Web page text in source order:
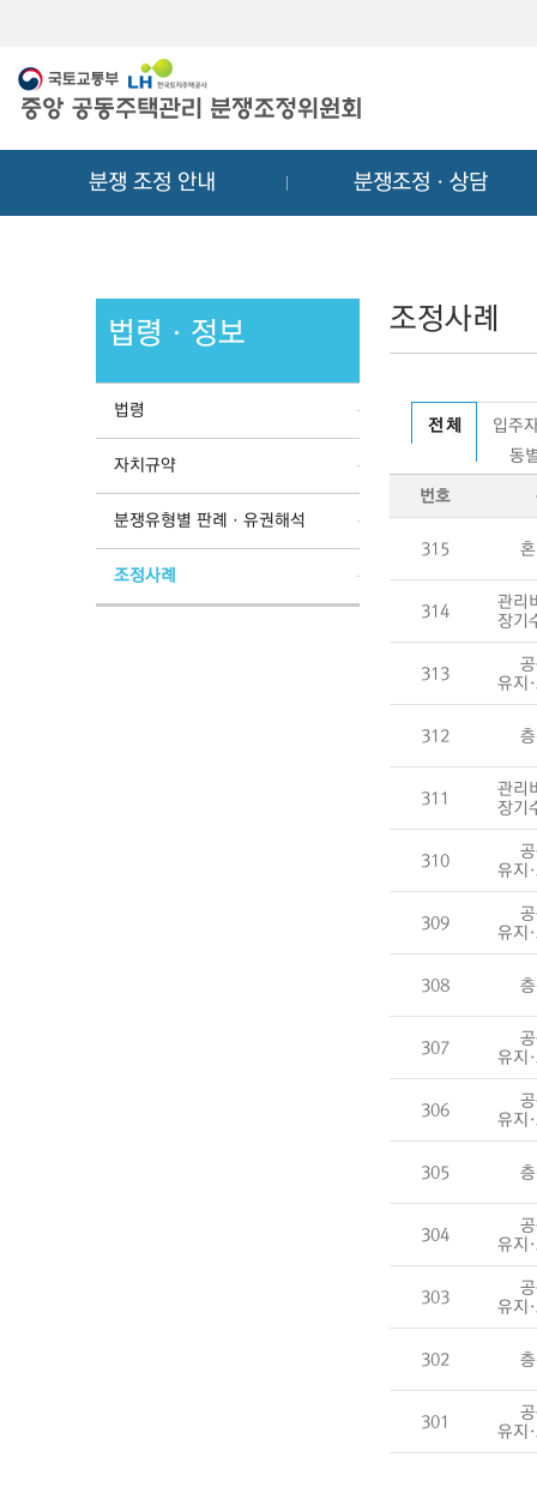
분쟁 조정 안내 분쟁조정ㆍ상담
법령ㆍ정보
법령
자치규약
분쟁유형별 판례ㆍ유권해석
조정사례
조정사례
전 체
입주
동
번호
315
314
관리
장기
313
유지
312
311
관리
장기
310
유지
309
유지
308
307
유지
306
유지
305
304
유지
303
유지
302
301
유지